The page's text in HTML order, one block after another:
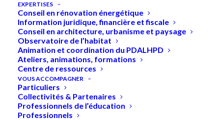
EXPERTISES
Conseil en rénovation énergétique
Information juridique, financière et fiscale
Conseil en architecture, urbanisme et paysage
Observatoire de l’habitat
Animation et coordination du PDALHPD
Ateliers, animations, formations
Centre de ressources
VOUS ACCOMPAGNER
Particuliers
Collectivités & Partenaires
Professionnels de l’éducation
Professionnels
6 juillet 2026
Nous serons présents à la Foire aux
Plantes de la Saline royale d’Arc-et-
Senans !